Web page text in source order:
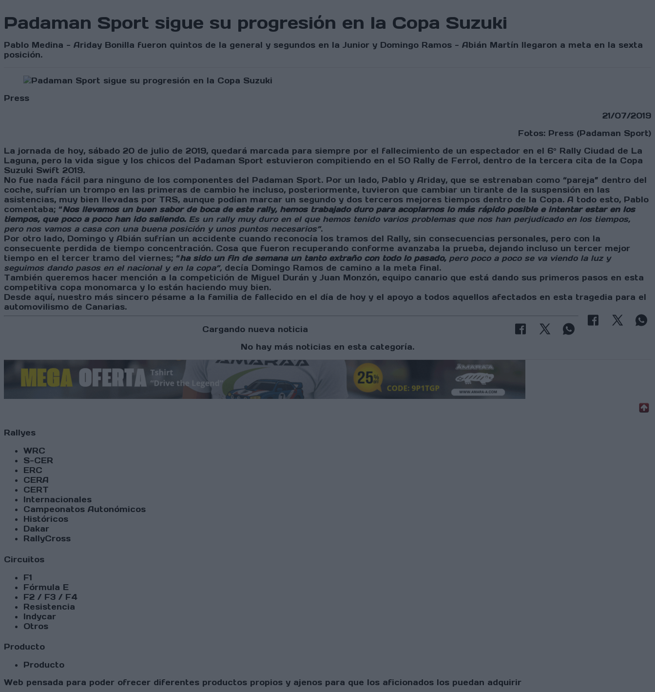
Padaman Sport sigue su progresión en la Copa Suzuki
Pablo Medina - Ariday Bonilla fueron quintos de la general y segundos en la Junior y Domingo Ramos - Abián Martín llegaron a meta en la sexta
posición.
Press
21/07/2019
Fotos: Press (Padaman Sport)
La jornada de hoy, sábado 20 de julio de 2019, quedará marcada para siempre por el fallecimiento de un espectador en el 6º Rally Ciudad de La
Laguna, pero la vida sigue y los chicos del Padaman Sport estuvieron compitiendo en el 50 Rally de Ferrol, dentro de la tercera cita de la Copa
Suzuki Swift 2019.
No fue nada fácil para ninguno de los componentes del Padaman Sport. Por un lado, Pablo y Ariday, que se estrenaban como “pareja” dentro del
coche, sufrían un trompo en las primeras de cambio he incluso, posteriormente, tuvieron que cambiar un tirante de la suspensión en las
asistencias, muy bien llevadas por TRS, aunque podían marcar un segundo y dos terceros mejores tiempos dentro de la Copa. A todo esto, Pablo
comentaba; “Nos llevamos un buen sabor de boca de este rally, hemos trabajado duro para acoplarnos lo más rápido posible e intentar estar en los
tiempos, que poco a poco han ido saliendo.Es un rally muy duro en el que hemos tenido varios problemas que nos han perjudicado en los tiempos,
pero nos vamos a casa con una buena posición y unos puntos necesarios”.
Por otro lado, Domingo y Abián sufrían un accidente cuando reconocía los tramos del Rally, sin consecuencias personales, pero con la
consecuente perdida de tiempo concentración. Cosa que fueron recuperando conforme avanzaba la prueba, dejando incluso un tercer mejor
tiempo en el tercer tramo del viernes; “ha sido un fin de semana un tanto extraño con todo lo pasado,pero poco a poco se va viendo la luz y
seguimos dando pasos en el nacional y en la copa”, decía Domingo Ramos de camino a la meta final.
También queremos hacer mención a la competición de Miguel Durán y Juan Monzón, equipo canario que está dando sus primeros pasos en esta
competitiva copa monomarca y lo están haciendo muy bien.
Desde aquí, nuestro más sincero pésame a la familia de fallecido en el día de hoy y el apoyo a todos aquellos afectados en esta tragedia para el
automovilismo de Canarias.
Cargando nueva noticia
No hay más noticias en esta categoría.
Rallyes
WRC
S-CER
ERC
CERA
CERT
Internacionales
Campeonatos Autonómicos
Históricos
Dakar
RallyCross
Circuitos
F1
Fórmula E
F2 / F3 / F4
Resistencia
Indycar
Otros
Producto
Producto
Web pensada para poder ofrecer diferentes productos propios y ajenos para que los aficionados los puedan adquirir